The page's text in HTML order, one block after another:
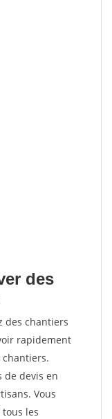
des
des chantiers
rapidement
de devis en
Vous
les